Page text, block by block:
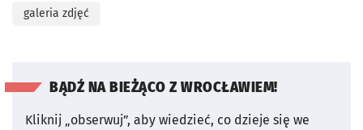
galeria zdjęć
BĄDŹ NA BIEŻĄCO Z WROCŁAWIEM!
Kliknij „obserwuj”, aby wiedzieć, co dzieje się we